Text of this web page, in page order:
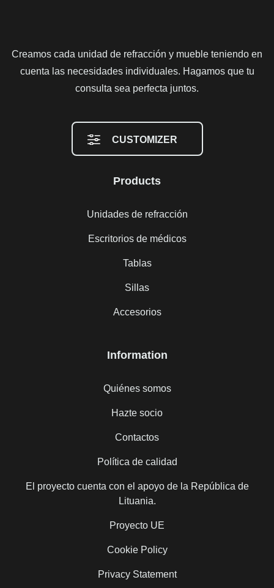
Creamos cada unidad de refracción y mueble teniendo en
cuenta las necesidades individuales. Hagamos que tu
consulta sea perfecta juntos.
CUSTOMIZER
Products
Unidades de refracción
Escritorios de médicos
Tablas
Sillas
Accesorios
Information
Quiénes somos
Hazte socio
Contactos
Política de calidad
El proyecto cuenta con el apoyo de la República de
Lituania.
Proyecto UE
Cookie Policy
Privacy Statement